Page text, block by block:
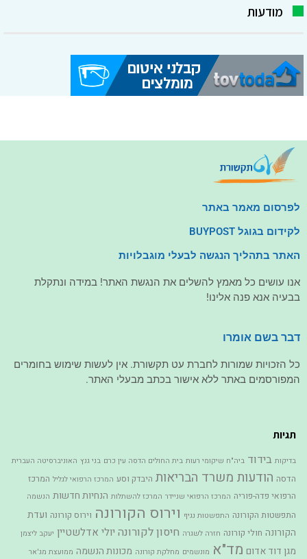
מודעות
לפרסום מאמר באתר
לקידום בגוגל BUYPOST
האתר בתהליך הנגשה לבעלי מוגבלויות
אנו עושים כל מאמץ להשלים את הנגשת האתר! במידה ונתקלת
בבעיה אנא פנה אלינו!
דבר בשם אומרו
כל הזכויות שמורות לחברת עט תקשורת. אין לעשות שימוש בחומרים
המפורסמים באתר ללא אישור בכתב מבעלי האתר.
תגיות
בדיקות בידוד ביה"ח שיקומי רעות בית החולים הדסה עין כרם בני גנץ האוניברסיטה העברית
הדסה הודעות משרד הבריאות היבדק וסע המרכז הרפואי לגליל המרכז
הרפואי פדה-פוריה המרכז הרפואי שניידר המרכז להשתלות הנחיות חדשות הנשמה
התפשטות הקורונה התפשטות נגיף וירוס הקורונה וירוס קורונה ועדת
הקורונה חולי קורונה חזרה לשגרה חיסון לקורונה יולי אדלשטיין יעקב ליצמן
מגן דוד אדום מד"א מונשמים מחלקת קורונה מכונות הנשמה ממועצת מג'אר